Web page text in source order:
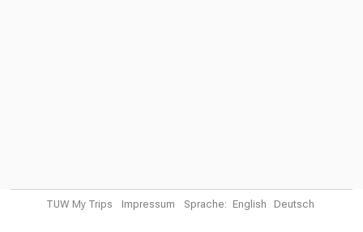
TUW My Trips Impressum Sprache: English Deutsch